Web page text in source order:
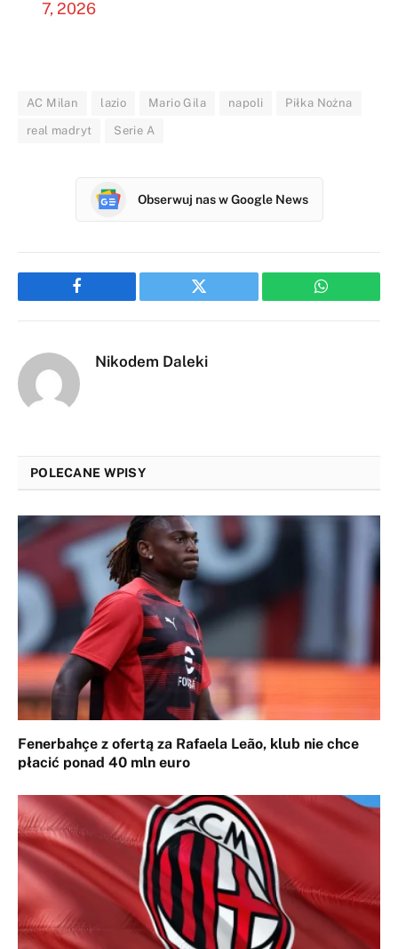
7, 2026
AC Milan lazio Mario Gila napoli Piłka Nożna
real madryt Serie A
Obserwuj nas w Google News
Facebook Twitter WhatsApp
Nikodem Daleki
POLECANE WPISY
Fenerbahçe z ofertą za Rafaela Leão, klub nie chce
płacić ponad 40 mln euro